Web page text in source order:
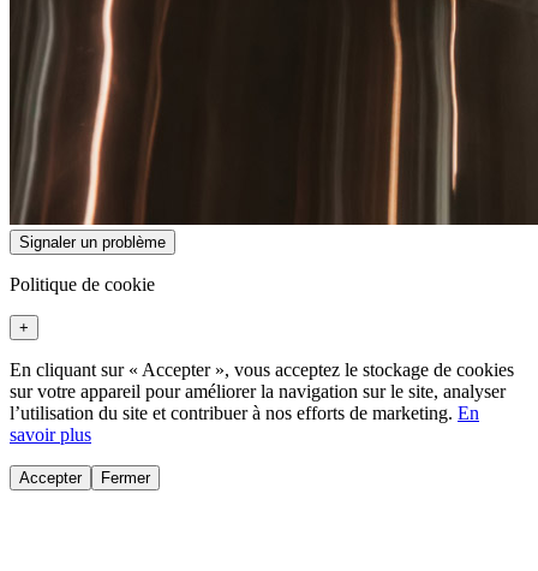
Signaler un problème
Politique de cookie
+
En cliquant sur « Accepter », vous acceptez le stockage de cookies
sur votre appareil pour améliorer la navigation sur le site, analyser
l’utilisation du site et contribuer à nos efforts de marketing. En
savoir plus
Accepter Fermer